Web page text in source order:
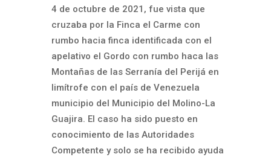
4 de octubre de 2021, fue vista que
cruzaba por la Finca el Carme con
rumbo hacia finca identificada con el
apelativo el Gordo con rumbo haca las
Montañas de las Serranía del Perijá en
limítrofe con el país de Venezuela
municipio del Municipio del Molino-La
Guajira. El caso ha sido puesto en
conocimiento de las Autoridades
Competente y solo se ha recibido ayuda